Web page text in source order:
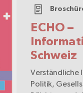
ECHO –
Schweiz
Verständliche
Politik,